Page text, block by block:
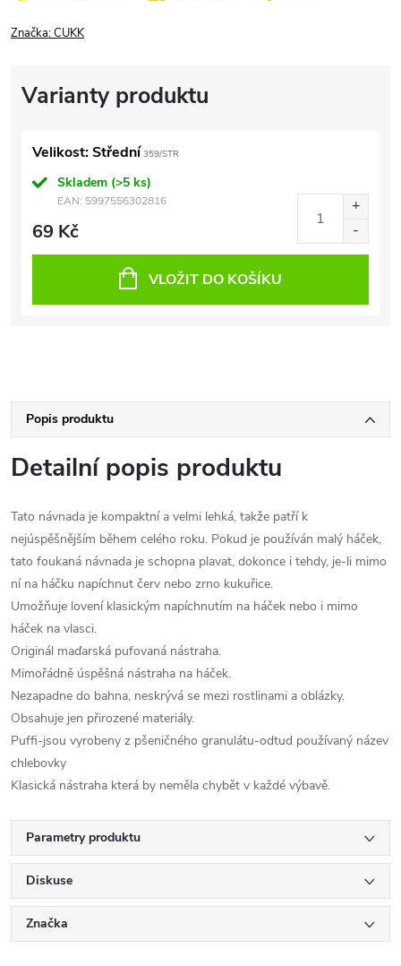
Značka:CUKK
Velikost: Střední 359/STR
Skladem (>5 ks)
EAN: 5997556302816
69 Kč
VLOŽIT DO KOŠÍKU
Popis produktu
Detailní popis produktu
Tato návnada je kompaktní a velmi lehká, takže patří k
nejúspěšnějším během celého roku. Pokud je používán malý háček,
tato foukaná návnada je schopna plavat, dokonce i tehdy, je-li mimo
ní na háčku napíchnut červ nebo zrno kukuřice.
Umožňuje lovení klasickým napíchnutím na háček nebo i mimo
háček na vlasci.
Originál maďarská pufovaná nástraha.
Mimořádně úspěšná nástraha na háček.
Nezapadne do bahna, neskrývá se mezi rostlinami a oblázky.
Obsahuje jen přirozené materiály.
Puffi-jsou vyrobeny z pšeničného granulátu-odtud používaný název
chlebovky
Klasická nástraha která by neměla chybět v každé výbavě.
Parametry produktu
Diskuse
Značka